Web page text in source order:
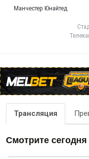
Манчестер Юнайтед
Трансляция
Смотрите сегодня